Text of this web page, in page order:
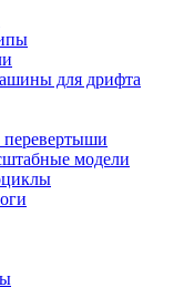
для дрифта
модели